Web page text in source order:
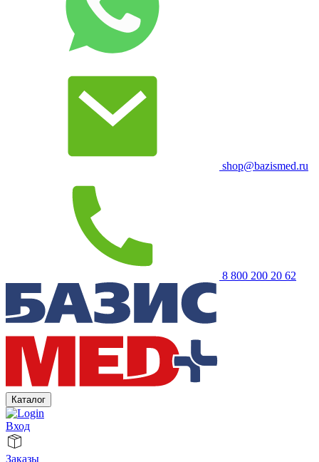
shop@bazismed.ru
8 800 200 20 62
Каталог
Вход
Заказы